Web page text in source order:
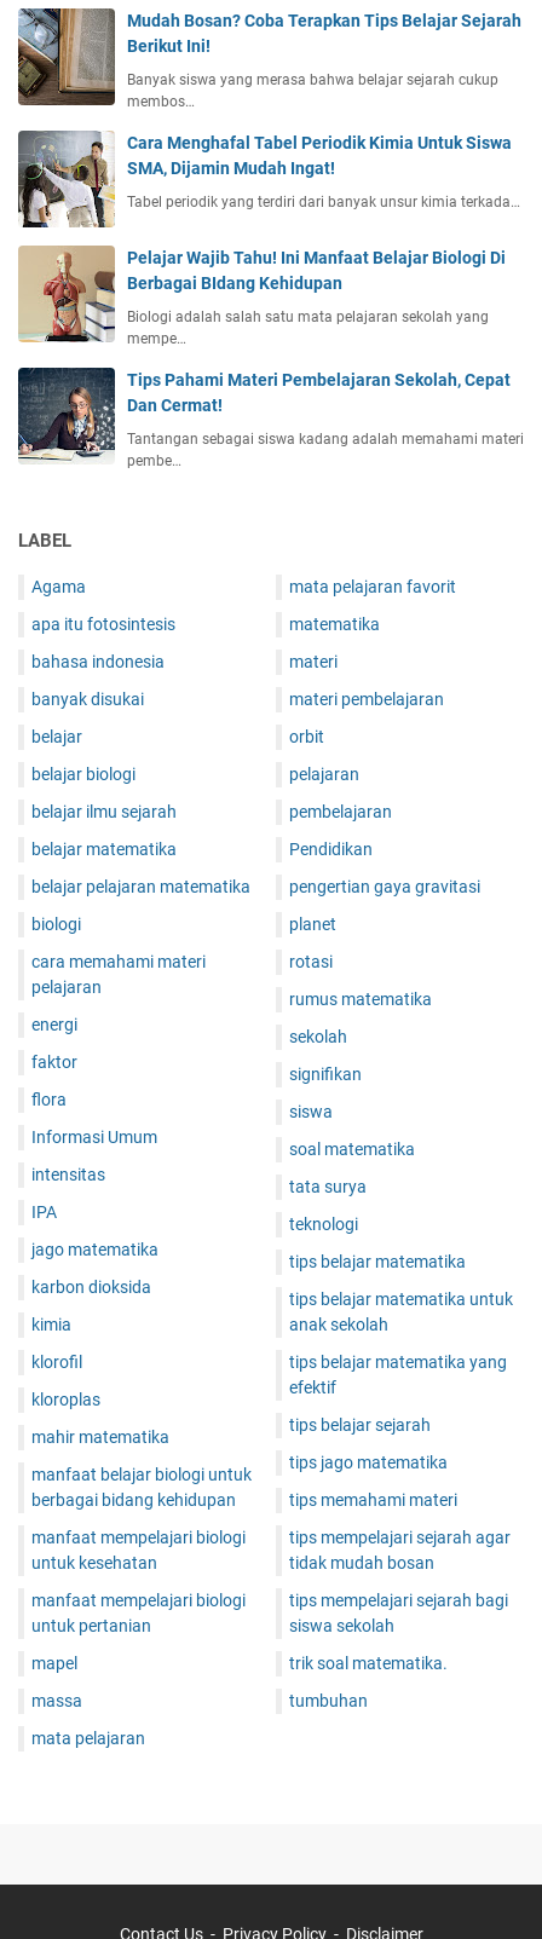
Mudah Bosan? Coba Terapkan Tips Belajar Sejarah
Berikut Ini!
Banyak siswa yang merasa bahwa belajar sejarah cukup
membos…
Cara Menghafal Tabel Periodik Kimia Untuk Siswa
SMA, Dijamin Mudah Ingat!
Tabel periodik yang terdiri dari banyak unsur kimia terkada…
Pelajar Wajib Tahu! Ini Manfaat Belajar Biologi Di
Berbagai BIdang Kehidupan
Biologi adalah salah satu mata pelajaran sekolah yang
mempe…
Tips Pahami Materi Pembelajaran Sekolah, Cepat
Dan Cermat!
Tantangan sebagai siswa kadang adalah memahami materi
pembe…
LABEL
Agama
apa itu fotosintesis
bahasa indonesia
banyak disukai
belajar
belajar biologi
belajar ilmu sejarah
belajar matematika
belajar pelajaran matematika
biologi
cara memahami materi
pelajaran
energi
faktor
flora
Informasi Umum
intensitas
IPA
jago matematika
karbon dioksida
kimia
klorofil
kloroplas
mahir matematika
manfaat belajar biologi untuk
berbagai bidang kehidupan
manfaat mempelajari biologi
untuk kesehatan
manfaat mempelajari biologi
untuk pertanian
mapel
massa
mata pelajaran
mata pelajaran favorit
matematika
materi
materi pembelajaran
orbit
pelajaran
pembelajaran
Pendidikan
pengertian gaya gravitasi
planet
rotasi
rumus matematika
sekolah
signifikan
siswa
soal matematika
tata surya
teknologi
tips belajar matematika
tips belajar matematika untuk
anak sekolah
tips belajar matematika yang
efektif
tips belajar sejarah
tips jago matematika
tips memahami materi
tips mempelajari sejarah agar
tidak mudah bosan
tips mempelajari sejarah bagi
siswa sekolah
trik soal matematika.
tumbuhan
Contact Us Privacy Policy Disclaimer